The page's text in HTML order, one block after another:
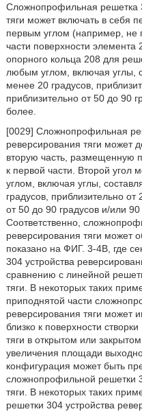
Сложнопрофильная решетка
тяги может включать в себя
первым углом (например,
части поверхности
опорного кольца 208 для
любым углом, включая углы,
менее 20 градусов,
приблизительно от 50 до 90
более.
[0029] Сложнопрофильная
реверсирования тяги может
вторую часть, размещенную
к первой части. Второй
углом, включая углы,
градусов, приблизительно
от 50 до 90 градусов и/или
Соответственно,
реверсирования тяги может
показано на ФИГ. 3-4В, где
304 устройства
сравнению с линейной
тяги. В некоторых таких
приподнятой части
реверсирования тяги может
близко к поверхности
тяги в открытом или
увеличения площади
конфигурация может быть
сложнопрофильной решетки
тяги. В некоторых таких
решетки 304 устройства